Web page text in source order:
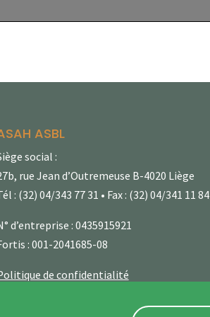
ASBL
social :
rue Jean d’Outremeuse B-4020 Liège
: (32) 04/343 77 31 • Fax : (32) 04/341 11 84
d’entreprise : 0435915921
: 001-2041685-08
de confidentialité